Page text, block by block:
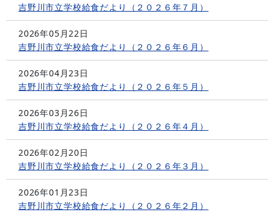
吉野川市立学校給食だより（２０２６年７月）
2026年05月22日
吉野川市立学校給食だより（２０２６年６月）
2026年04月23日
吉野川市立学校給食だより（２０２６年５月）
2026年03月26日
吉野川市立学校給食だより（２０２６年４月）
2026年02月20日
吉野川市立学校給食だより（２０２６年３月）
2026年01月23日
吉野川市立学校給食だより（２０２６年２月）